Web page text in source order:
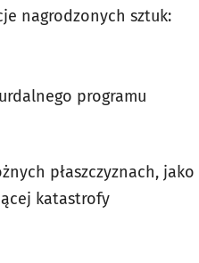
nagrodzonych sztuk:
programu
płaszczyznach, jako
katastrofy